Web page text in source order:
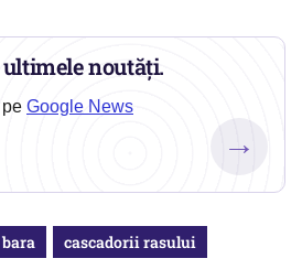
noutăți.
Google News
→
bara cascadorii rasului